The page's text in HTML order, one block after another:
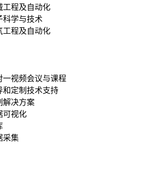
程及自动化
学与技术
程及自动化
视频会议与课程
定制技术支持
决方案
视化
集